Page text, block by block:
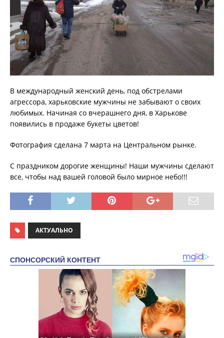
В международный женский день, под обстрелами
агрессора, харьковские мужчины не забывают о своих
любимых. Начиная со вчерашнего дня, в Харькове
появились в продаже букеты цветов!
Фотография сделана 7 марта на Центральном рынке.
С праздником дорогие женщины! Наши мужчины сделают
все, чтобы над вашей головой было мирное небо!!!
АКТУАЛЬНО